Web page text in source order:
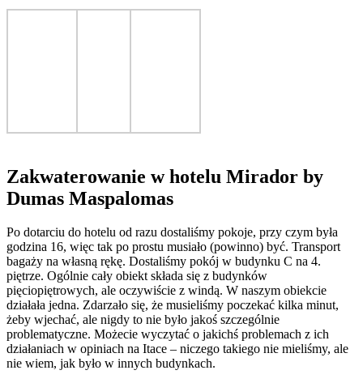
Zakwaterowanie w hotelu Mirador by
Dumas Maspalomas
Po dotarciu do hotelu od razu dostaliśmy pokoje, przy czym była
godzina 16, więc tak po prostu musiało (powinno) być. Transport
bagaży na własną rękę. Dostaliśmy pokój w budynku C na 4.
piętrze. Ogólnie cały obiekt składa się z budynków
pięciopiętrowych, ale oczywiście z windą. W naszym obiekcie
działała jedna. Zdarzało się, że musieliśmy poczekać kilka minut,
żeby wjechać, ale nigdy to nie było jakoś szczególnie
problematyczne. Możecie wyczytać o jakichś problemach z ich
działaniach w opiniach na Itace – niczego takiego nie mieliśmy, ale
nie wiem, jak było w innych budynkach.